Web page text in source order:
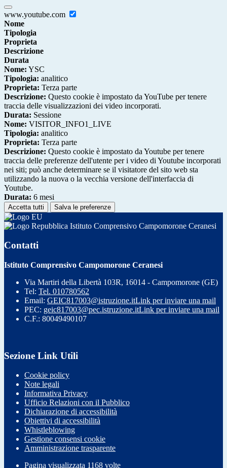
www.youtube.com
Nome
Tipologia
Proprieta
Descrizione
Durata
Nome: YSC
Tipologia: analitico
Proprieta: Terza parte
Descrizione: Questo cookie è impostato da YouTube per tenere
traccia delle visualizzazioni dei video incorporati.
Durata: Sessione
Nome: VISITOR_INFO1_LIVE
Tipologia: analitico
Proprieta: Terza parte
Descrizione: Questo cookie è impostato da Youtube per tenere
traccia delle preferenze dell'utente per i video di Youtube incorporati
nei siti; può anche determinare se il visitatore del sito web sta
utilizzando la nuova o la vecchia versione dell'interfaccia di
Youtube.
Durata: 6 mesi
Accetta tutti Salva le preferenze
Istituto Comprensivo Campomorone Ceranesi
Contatti
Istituto Comprensivo Campomorone Ceranesi
Via Martiri della Libertà 103R, 16014 - Campomorone (GE)
Tel: Tel. 010780562
Email: GEIC817003@istruzione.itLink per inviare una mail
PEC: geic817003@pec.istruzione.itLink per inviare una mail
C.F.: 80049490107
Sezione Link Utili
Cookie policy
Note legali
Informativa Privacy
Ufficio Relazioni con il Pubblico
Dichiarazione di accessibilità
Obiettivi di accessibilità
Whistleblowing
Gestione consensi cookie
Amministrazione trasparente
Pagina visualizzata 1168 volte